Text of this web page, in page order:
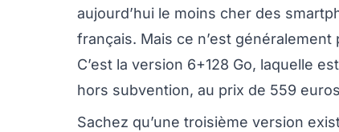
aujourd’hui le moins cher des
français. Mais ce n’est
C’est la version 6+128 Go, laquelle
hors subvention, au prix de 559
Sachez qu’une troisième version